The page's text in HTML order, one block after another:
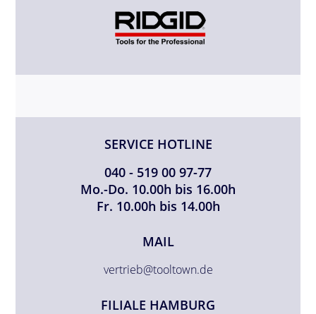
SERVICE HOTLINE
040 - 519 00 97-77
Mo.-Do. 10.00h bis 16.00h
Fr. 10.00h bis 14.00h
MAIL
vertrieb@tooltown.de
FILIALE HAMBURG